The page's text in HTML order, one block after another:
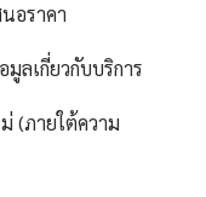
อราคา
ลเกี่ยวกับบริการ
(ภายใต้ความ